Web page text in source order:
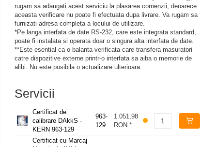
rugam sa adaugati acest serviciu la plasarea comenzii, deoarece
aceasta verificare nu poate fi efectuata dupa livrare. Va rugam sa
furnizati adresa completa a locului de utilizare.
*Pe langa interfata de date RS-232, care este integrata standard,
poate fi instalata si operata doar o singura alta interfata de date.
**Este esential ca o balanta verificata care transfera masuratori
catre dispozitive externe printr-o interfata sa aiba o memorie de
alibi. Nu este posibila o actualizare ulterioara.
Servicii
Certificat de
calibrare DAkkS -
KERN 963-129
963-
129
1.051,98
RON *
Certificat cu Marcaj